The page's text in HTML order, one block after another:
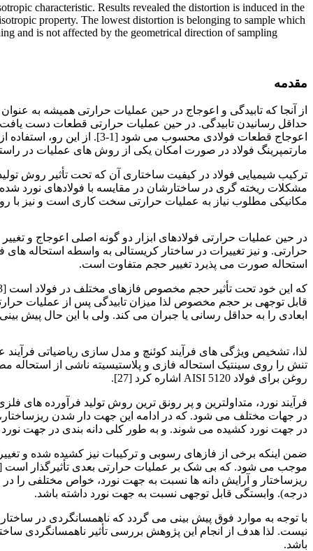
characteristic. Results revealed the distortion is induced in the
property. The lowest distortion is belonging to sample which
and is not affected by the geometrical direction of sampling.
مقدمه
از آنجا که تابیدگی و اعوجاج در حین عملیات حرارتی همیشه به
حداقل رسانیدن تابیدگی. در حین عملیات حرارتی قطعات دست
اعوجاج قطعات فولادی
مارتمپرینگ فولاد در صورت امکان یکی از روش های عملیات در
مکانیکی مطلوب نیاز به عملیات حرارتی سخت کاری است و نیز با
در حین عملیات حرارتی فولادهای ابزار دو گونه اصلی اعوجاج و
استحاله صورت می پذیرد تغییر حجم متفاوت است.
ابعادی را به حداقل رسانی یا جبران می کند. ولی با این حال پیش
روغن برای فولاد AISI 5120 اشاره کرد [27].
در جهت نورد کشیده می شوند. و به طور کلی دانه بندی در جهت نورد
ضمن اینکه برخی از فازهای رسوبی و ترکیبات نیز کشیده شده و
درجه). وابستگی قابل توجهی نسبت به جهت نورد داشته باشد.
با توجه به موارد فوق پیش بینی می گردد که ناهمسانگردی در
نیست. لذا هدف از انجام این پژوهش بررسی تأثیر ناهمسانگردی
باشد.